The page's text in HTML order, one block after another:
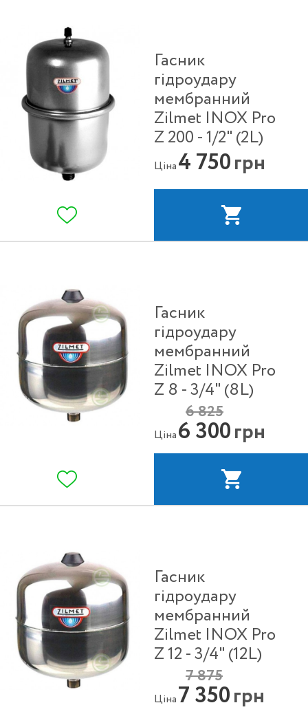
Гасник
гідроудару
мембранний
Zilmet INOX Pro
Z 200 - 1/2" (2L)
Ціна4 750грн
Гасник
гідроудару
мембранний
Zilmet INOX Pro
Z 8 - 3/4" (8L)
Ціна
6 825
6 300грн
Гасник
гідроудару
мембранний
Zilmet INOX Pro
Z 12 - 3/4" (12L)
Ціна
7 875
7 350грн